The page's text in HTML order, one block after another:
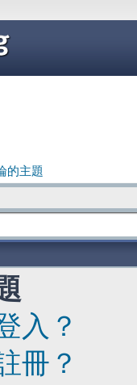
的主題
入？
冊？